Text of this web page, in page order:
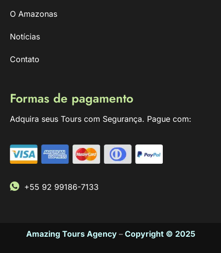
O Amazonas
Notícias
Contato
Formas de pagamento
Adquira seus Tours com Segurança. Pague com:
+55 92 99186-7133
Amazing Tours Agency– Copyright © 2025